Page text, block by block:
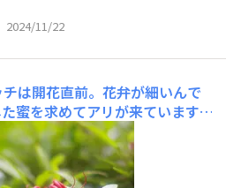
2024/11/22
は開花直前。花弁が細いんで
蜜を求めてアリが来ています。
トモードでコントラストを+
で撮っています。結構良いんじ